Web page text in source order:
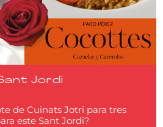
Jordi
de Cuinats Jotri para tres
este Sant Jordi?